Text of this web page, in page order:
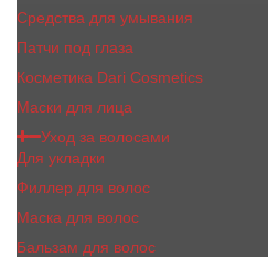
Средства для умывания
Патчи под глаза
Косметика Dari Cosmetics
Маски для лица
Уход за волосами
Для укладки
Филлер для волос
Маска для волос
Бальзам для волос